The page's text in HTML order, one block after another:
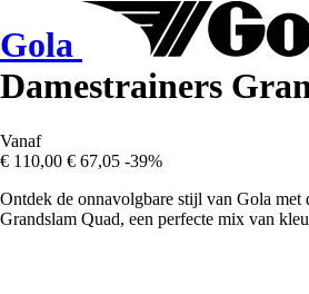
Gola
Damestrainers
Vanaf
€ 110,00 € 67,05 -39%
Ontdek de onnavolgbare stijl van Gola met
Grandslam Quad, een perfecte mix van